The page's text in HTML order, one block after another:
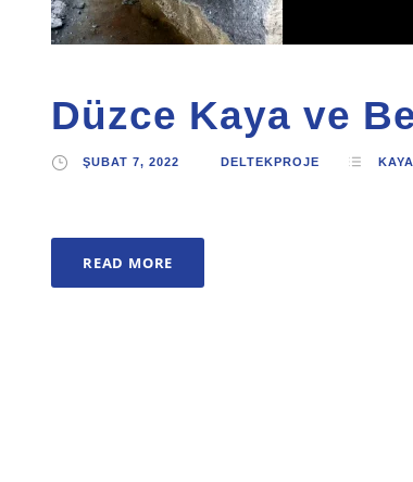
Düzce Kaya ve
ŞUBAT 7, 2022 DELTEKPROJE
READ MORE